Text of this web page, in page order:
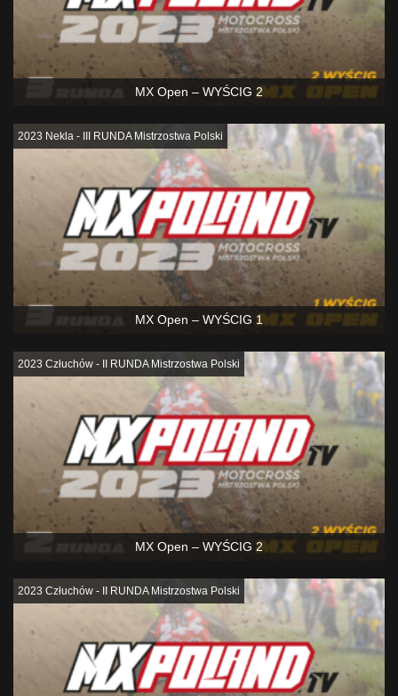
MX Open – WYŚCIG 2
MX Open – WYŚCIG 1
2023 Nekla - III RUNDA Mistrzostwa Polski
MX Open – WYŚCIG 2
2023 Człuchów - II RUNDA Mistrzostwa Polski
2023 Człuchów - II RUNDA Mistrzostwa Polski